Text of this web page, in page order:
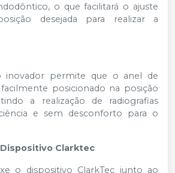
o que facilitará o ajuste
desejada para realizar a
inovador permite que o anel de
posicionado na posição
a realização de radiografias
e sem desconforto para o
Clarktec
o dispositivo ClarkTec junto ao